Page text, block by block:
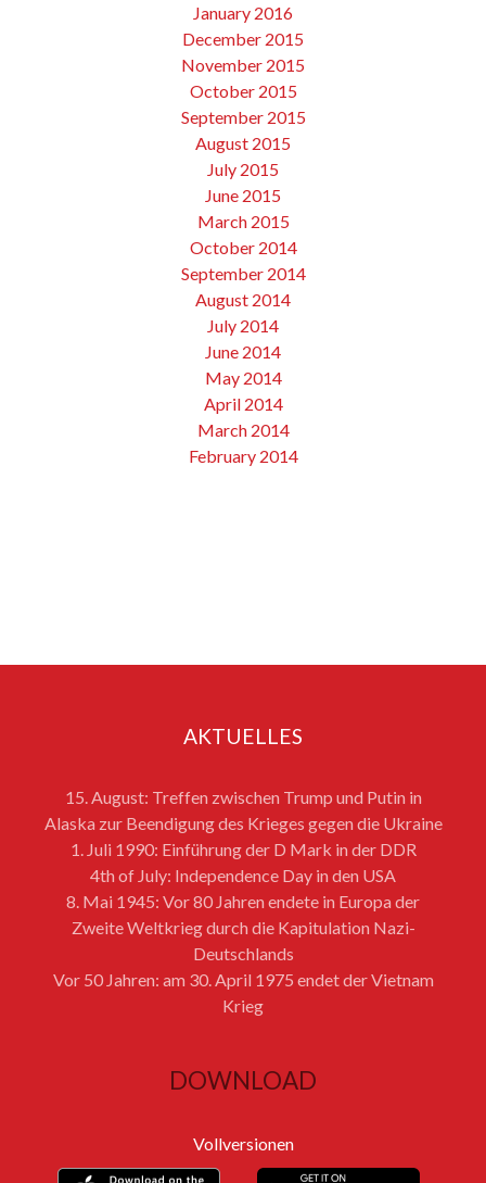
January 2016
December 2015
November 2015
October 2015
September 2015
August 2015
July 2015
June 2015
March 2015
October 2014
September 2014
August 2014
July 2014
June 2014
May 2014
April 2014
March 2014
February 2014
AKTUELLES
15. August: Treffen zwischen Trump und Putin in
Alaska zur Beendigung des Krieges gegen die Ukraine
1. Juli 1990: Einführung der D Mark in der DDR
4th of July: Independence Day in den USA
8. Mai 1945: Vor 80 Jahren endete in Europa der
Zweite Weltkrieg durch die Kapitulation Nazi-
Deutschlands
Vor 50 Jahren: am 30. April 1975 endet der Vietnam
Krieg
DOWNLOAD
Vollversionen